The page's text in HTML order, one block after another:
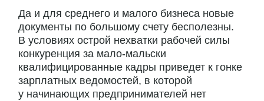
Да и для среднего и малого бизнеса новые
документы по большому счету бесполезны.
В условиях острой нехватки рабочей силы
конкуренция за мало-мальски
квалифицированные кадры приведет к гонке
зарплатных ведомостей, в которой
у начинающих предпринимателей нет